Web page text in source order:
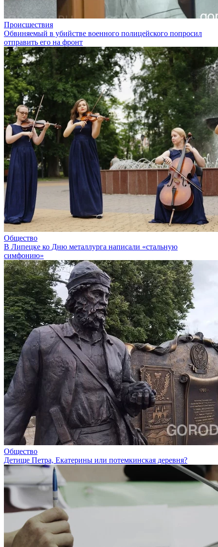
Происшествия
Обвиняемый в убийстве военного полицейского попросил
отправить его на фронт
Общество
В Липецке ко Дню металлурга написали «стальную
симфонию»
Общество
Детище Петра, Екатерины или потемкинская деревня?